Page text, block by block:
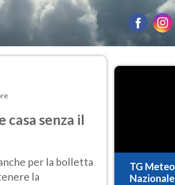
casa senza il
per la bolletta
la
TG Meteo
Nazionale